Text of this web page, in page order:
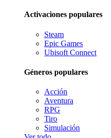
Activaciones populares
Steam
Epic Games
Ubisoft Connect
Géneros populares
Acción
Aventura
RPG
Tiro
Simulación